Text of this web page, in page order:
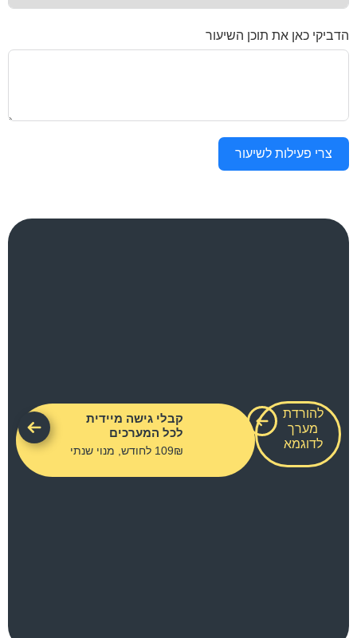
הדביקי כאן את תוכן השיעור
צרי פעילות לשיעור
להורדת
מערך
לדוגמא
קבלי גישה מיידית
לכל המערכים
109₪ לחודש, מנוי שנתי